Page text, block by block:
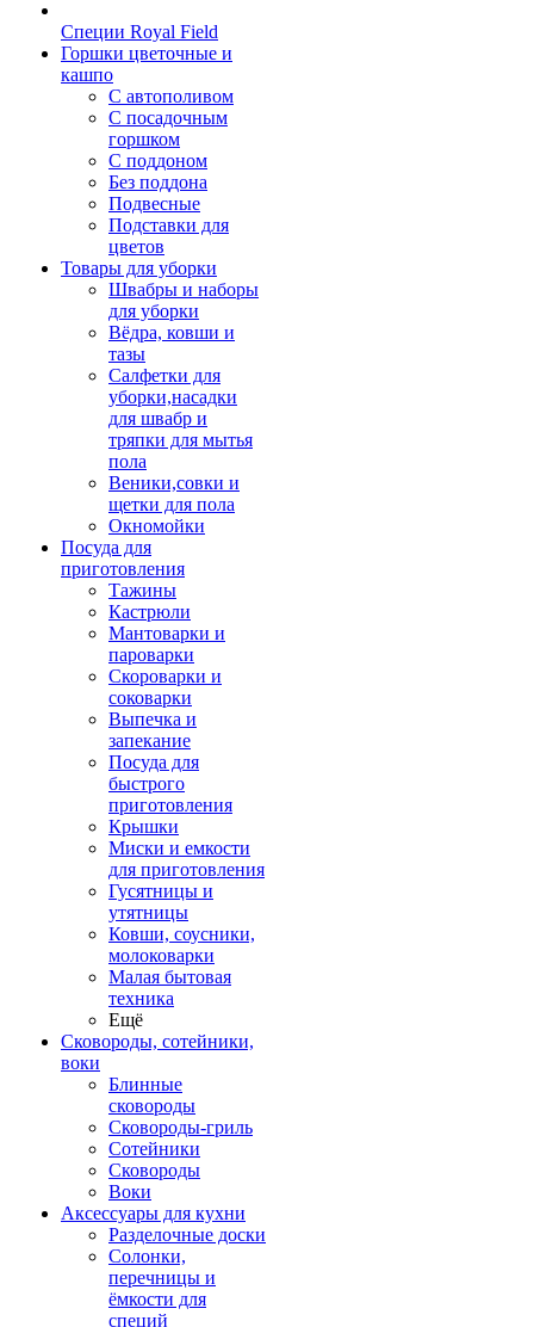
Специи Royal Field
Горшки цветочные и
кашпо
С автополивом
С посадочным
горшком
С поддоном
Без поддона
Подвесные
Подставки для
цветов
Товары для уборки
Швабры и наборы
для уборки
Вёдра, ковши и
тазы
Салфетки для
уборки,насадки
для швабр и
тряпки для мытья
пола
Веники,совки и
щетки для пола
Окномойки
Посуда для
приготовления
Тажины
Кастрюли
Мантоварки и
пароварки
Скороварки и
соковарки
Выпечка и
запекание
Посуда для
быстрого
приготовления
Крышки
Миски и емкости
для приготовления
Гусятницы и
утятницы
Ковши, соусники,
молоковарки
Малая бытовая
техника
Ещё
Сковороды, сотейники,
воки
Блинные
сковороды
Сковороды-гриль
Сотейники
Сковороды
Воки
Аксессуары для кухни
Разделочные доски
Солонки,
перечницы и
ёмкости для
специй